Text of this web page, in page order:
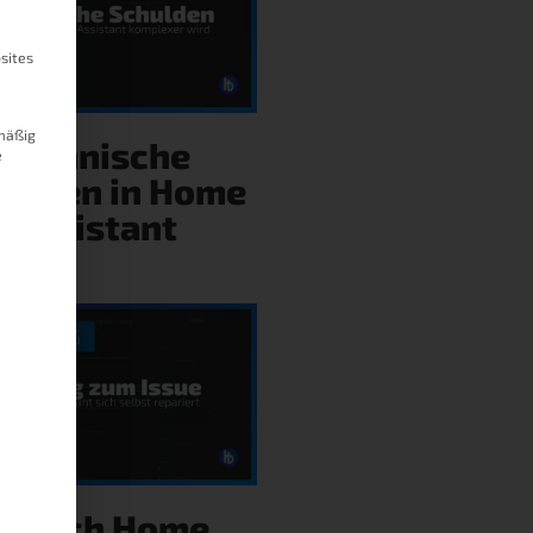
Technische
in Home
Assistant